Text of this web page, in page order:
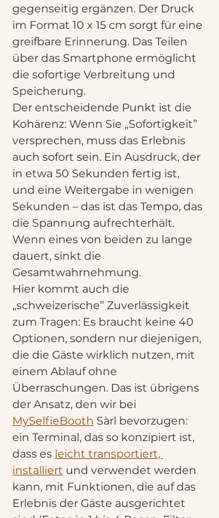
gegenseitig ergänzen. Der Druck
im Format 10 x 15 cm sorgt für eine
greifbare Erinnerung. Das Teilen
über das Smartphone ermöglicht
die sofortige Verbreitung und
Speicherung.
Der entscheidende Punkt ist die
Kohärenz: Wenn Sie „Sofortigkeit”
versprechen, muss das Erlebnis
auch sofort sein. Ein Ausdruck, der
in etwa 50 Sekunden fertig ist,
und eine Weitergabe in wenigen
Sekunden – das ist das Tempo, das
die Spannung aufrechterhält.
Wenn eines von beiden zu lange
dauert, sinkt die
Gesamtwahrnehmung.
Hier kommt auch die
„schweizerische” Zuverlässigkeit
zum Tragen: Es braucht keine 40
Optionen, sondern nur diejenigen,
die die Gäste wirklich nutzen, mit
einem Ablauf ohne
Überraschungen. Das ist übrigens
der Ansatz, den wir bei
MySelfieBooth Sàrl bevorzugen:
ein Terminal, das so konzipiert ist,
dass es leicht transportiert,
installiert und verwendet werden
kann, mit Funktionen, die auf das
Erlebnis der Gäste ausgerichtet